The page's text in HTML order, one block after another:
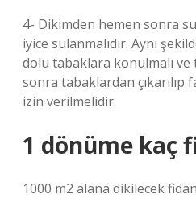
4- Dikimden hemen sonra
iyice sulanmalıdır. Aynı
dolu tabaklara konulmalı
sonra tabaklardan çıkarılıp
izin verilmelidir.
1 dönüme kaç
1000 m2 alana dikilecek